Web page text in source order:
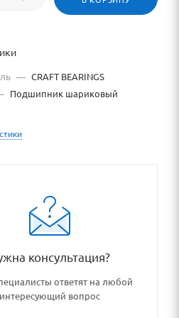
— CRAFT BEARINGS
Подшипник шариковый
консультация?
ответят на любой
интересующий вопрос